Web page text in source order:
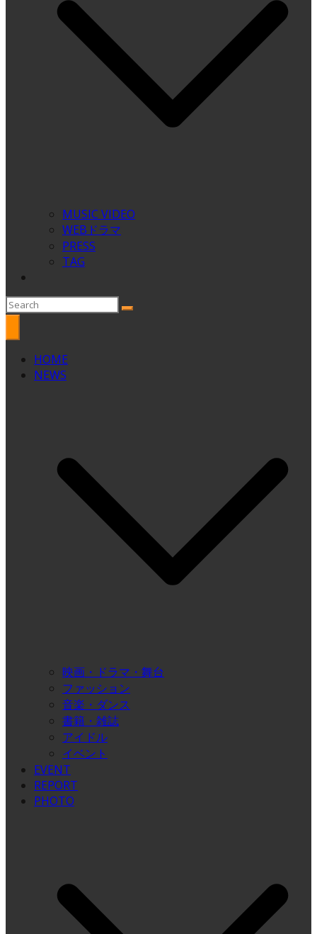
MUSIC VIDEO
WEBドラマ
PRESS
TAG
HOME
NEWS
映画・ドラマ・舞台
ファッション
音楽・ダンス
書籍・雑誌
アイドル
イベント
EVENT
REPORT
PHOTO